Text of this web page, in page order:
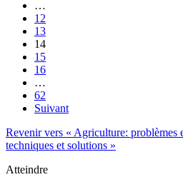
…
12
13
14
15
16
…
62
Suivant
Revenir vers « Agriculture: problèmes
techniques et solutions »
Atteindre